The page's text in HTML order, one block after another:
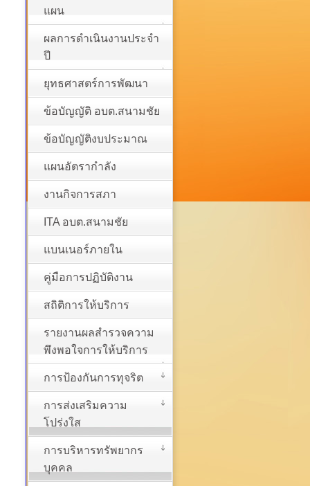
แผน
ผลการดำเนินงานประจำ
ปี
ยุทธศาสตร์การพัฒนา
ข้อบัญญัติ อบต.สนามชัย
ข้อบัญญัติงบประมาณ
แผนอัตรากำลัง
งานกิจการสภา
ITA อบต.สนามชัย
แบนเนอร์ภายใน
คู่มือการปฏิบัติงาน
สถิติการให้บริการ
รายงานผลสำรวจความ
พึงพอใจการให้บริการ
การป้องกันการทุจริต
การส่งเสริมความ
โปร่งใส
การบริหารทรัพยากร
บุคคล